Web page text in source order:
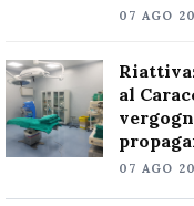
07 AGO
al
07 AGO